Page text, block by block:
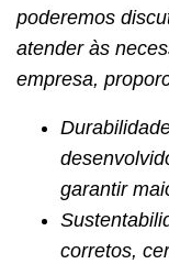
poderemos
atender às
empresa,
garantir
corretos,